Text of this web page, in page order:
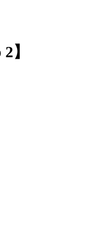
】